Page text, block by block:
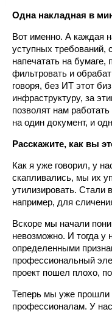
Одна накладная в
Вот именно. А каждая
уступных требований,
напечатать на бумаге,
фильтровать и
говоря, без ИТ этот
инфраструктуру, за
позволят нам
на один документ, и
Расскажите, как вы
Как я уже говорил, у
скапливались, мы их
утилизировать. Стали
например, для
Вскоре мы начали
невозможно. И тогда у
определенными
профессиональный
проект пошел плохо,
Теперь мы уже прошли
профессионалам. У